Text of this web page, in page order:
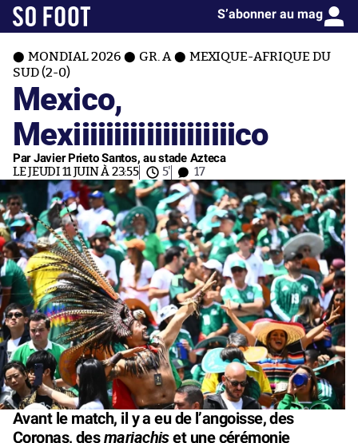
S’abonner au mag
MONDIAL 2026 GR. A
MEXIQUE-AFRIQUE DU
SUD (2-0)
Mexico,
Mexiiiiiiiiiiiiiiiiiiiico
Par Javier Prieto Santos, au stade Azteca
LE JEUDI 11 JUIN À 23:55 5' 17
Avant le match, il y a eu de l’angoisse, des
Coronas, desmariachiset une cérémonie